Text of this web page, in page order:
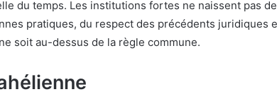
du temps. Les institutions fortes ne naissent pas
pratiques, du respect des précédents juridiques
soit au-dessus de la règle commune.